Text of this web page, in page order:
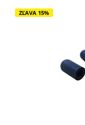
ZĽAVA 15%